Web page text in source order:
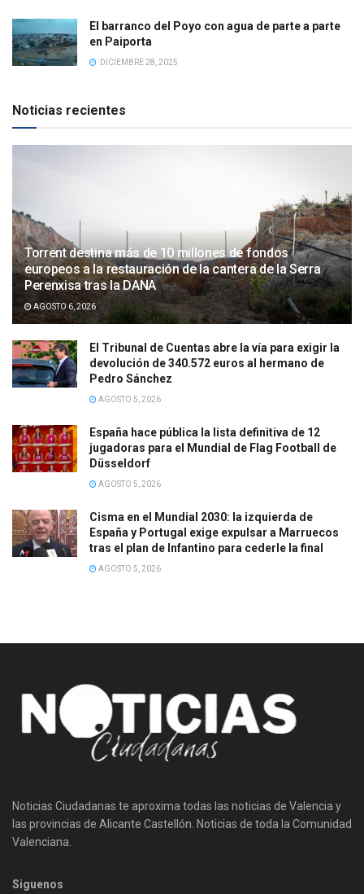
El barranco del Poyo con agua de parte a parte
en Paiporta
DICIEMBRE 28, 2025
Noticias recientes
Torrent destina más de 10 millones de fondos
europeos a la restauración de la cantera de la Serra
Perenxisa tras la DANA
AGOSTO 6, 2026
El Tribunal de Cuentas abre la vía para exigir la
devolución de 340.572 euros al hermano de
Pedro Sánchez
AGOSTO 5, 2026
España hace pública la lista definitiva de 12
jugadoras para el Mundial de Flag Football de
Düsseldorf
AGOSTO 5, 2026
Cisma en el Mundial 2030: la izquierda de
España y Portugal exige expulsar a Marruecos
tras el plan de Infantino para cederle la final
AGOSTO 5, 2026
Noticias Ciudadanas te aproxima todas las noticias de Valencia y
las provincias de Alicante Castellón. Noticias de toda la Comunidad
Valenciana.
Siguenos